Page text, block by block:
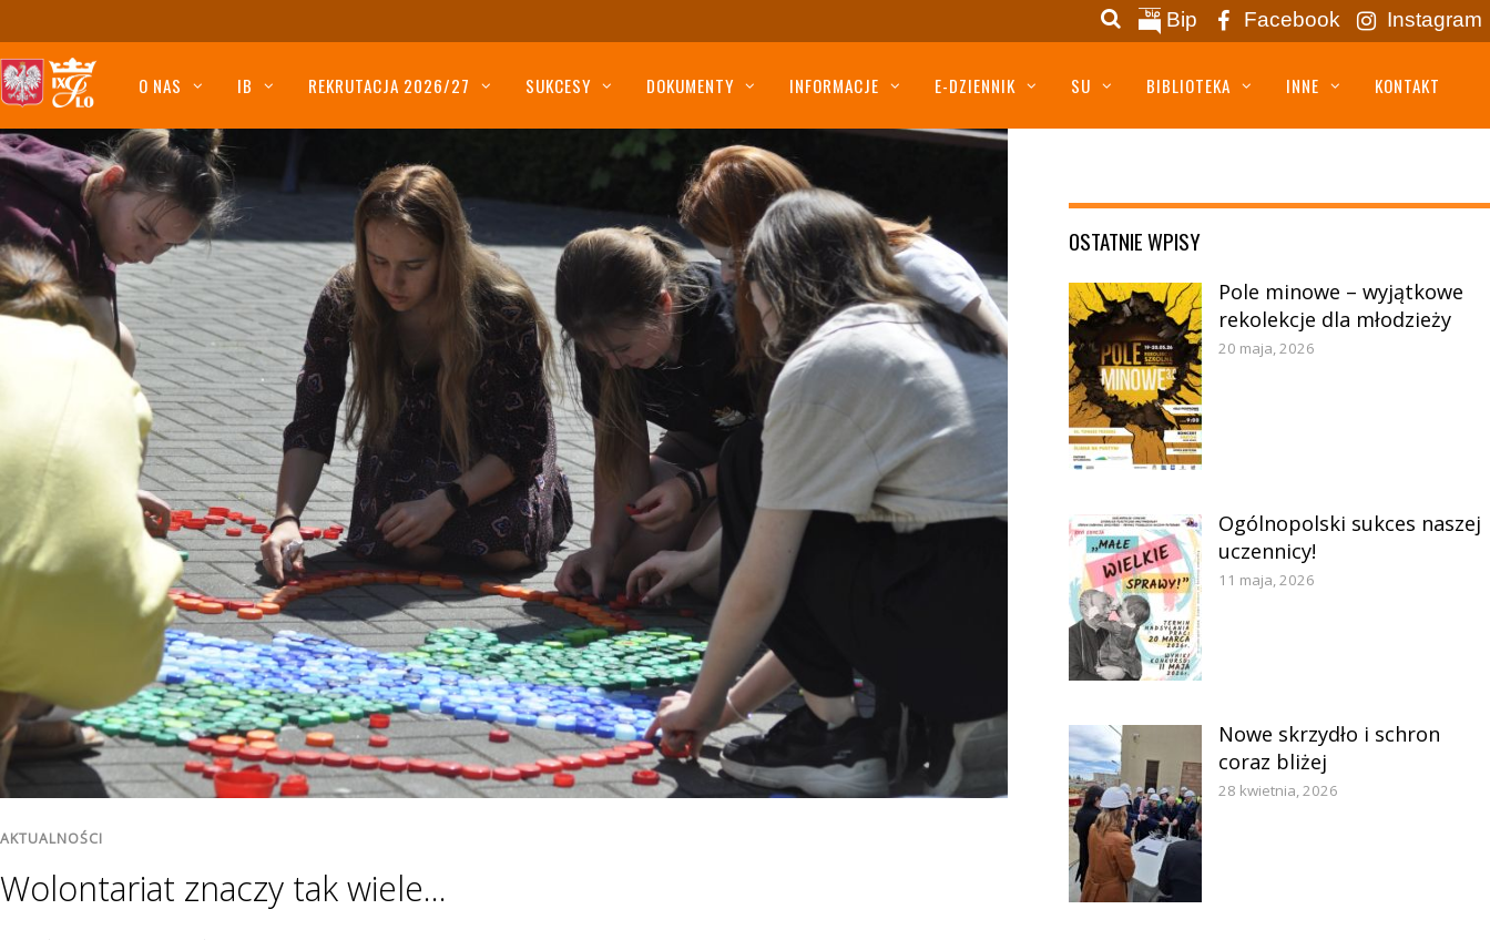
Bip Facebook Instagram
O NAS IB REKRUTACJA 2026/27 SUKCESY DOKUMENTY INFORMACJE E-DZIENNIK SU BIBLIOTEKA INNE KONTAKT
AKTUALNOŚCI
Wolontariat znaczy tak wiele…
OSTATNIE WPISY
Pole minowe – wyjątkowe
rekolekcje dla młodzieży
20 maja, 2026
Ogólnopolski sukces naszej
uczennicy!
11 maja, 2026
Nowe skrzydło i schron
coraz bliżej
28 kwietnia, 2026